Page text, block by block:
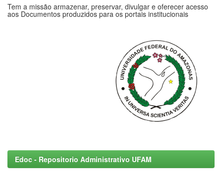
Tem a missão armazenar, preservar, divulgar e oferecer acesso
aos Documentos produzidos para os portais institucionais
Edoc - Repositorio Administrativo UFAM